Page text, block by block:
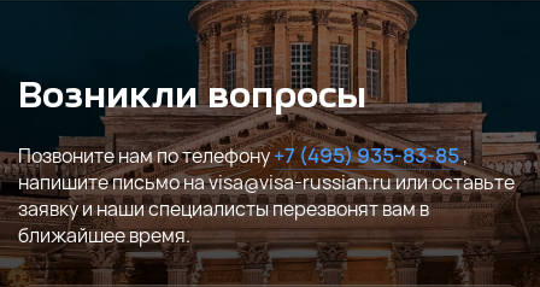
Возникли вопросы
Позвоните нам по телефону+7 (495) 935-83-85,
напишите письмо на visa@visa-russian.ru или оставьте
заявку и наши специалисты перезвонят вам в
ближайшее время.